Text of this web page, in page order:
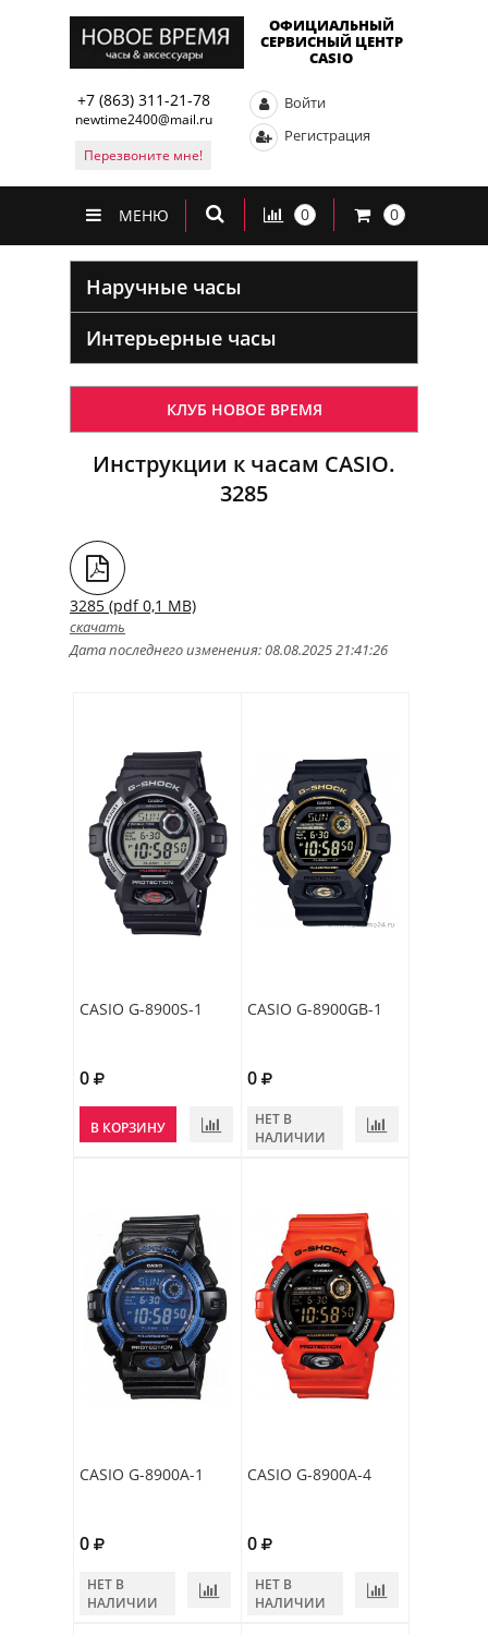
ОФИЦИАЛЬНЫЙ
СЕРВИСНЫЙ ЦЕНТР
CASIO
+7 (863) 311-21-78
newtime2400@mail.ru
Перезвоните мне!
Войти
Регистрация
МЕНЮ 0 0
Наручные часы
Интерьерные часы
КЛУБ НОВОЕ ВРЕМЯ
Инструкции к часам CASIO.
3285
3285 (pdf 0,1 MB)
скачать
Дата последнего изменения: 08.08.2025 21:41:26
CASIO G-8900S-1
0
В КОРЗИНУ
CASIO G-8900GB-1
0
НЕТ В
НАЛИЧИИ
CASIO G-8900A-1
0
НЕТ В
НАЛИЧИИ
CASIO G-8900A-4
0
НЕТ В
НАЛИЧИИ